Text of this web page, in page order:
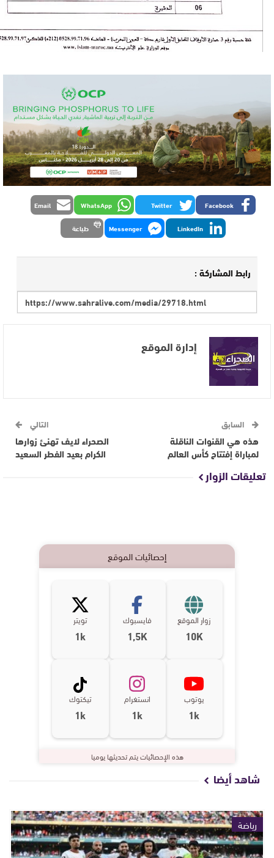
Facebook
Twitter
WhatsApp
Email
LinkedIn
Messenger طباعة
رابط المشاركة :
إدارة الموقع
السابق
هذه هي القنوات الناقلة
لمباراة إفتتاح كأس العالم
التالي
الصحراء لايف تهنئ زوارها
الكرام بعيد الفطر السعيد
تعليقات الزوار
إحصائيات الموقع
زوار الموقع
10K
فايسبوك
1,5K
تويتر
1k
يوتوب
1k
انستغرام
1k
تيكتوك
1k
هذه الإحصائيات يتم تحديثها يوميا
شاهد أيضا
رياضة